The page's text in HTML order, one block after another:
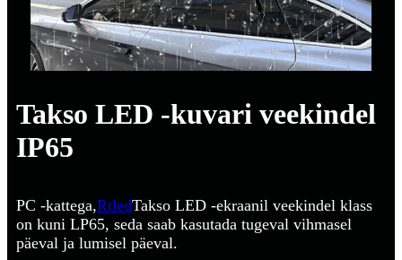
Takso LED -kuvari veekindel
IP65
PC -kattega,RtledTakso LED -ekraanil veekindel klass
on kuni LP65, seda saab kasutada tugeval vihmasel
päeval ja lumisel päeval.